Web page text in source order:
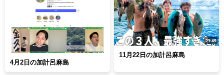
4月2日の加計呂麻島
11月22日の加計呂麻島